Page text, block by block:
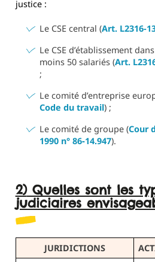
justice :
Le CSE central (Art. L2316-
Le CSE d’établissement
moins 50 salariés (Art.
;
Le comité d’entreprise
Code du travail) ;
Le comité de groupe (Cour
1990 n° 86‑14.947).
2) Quelles sont les types d’actions
judiciaires
JURIDICTIONS